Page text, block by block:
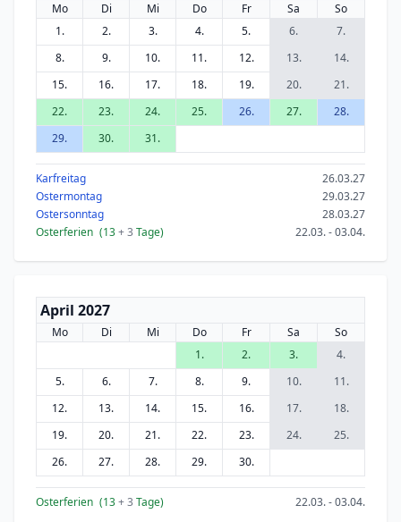
Mo Di Mi Do Fr Sa
So
1.
2. 3. 4. 5. 6.
7.
8.
9. 10. 11. 12. 13.
14.
15.
16. 17. 18. 19. 20.
21.
22.
23. 24. 25. 26. 27.
28.
29.
30. 31.
Karfreitag
26.03.27
Ostermontag
29.03.27
Ostersonntag
28.03.27
Osterferien (13+ 3 Tage) 22.03. - 03.04.
April 2027
Mo Di Mi Do Fr Sa
So
1.
2. 3.
4.
5.
6. 7. 8. 9. 10.
11.
12.
13. 14. 15. 16. 17.
18.
19.
20. 21. 22. 23. 24.
25.
26.
27. 28. 29. 30.
Osterferien (13+ 3 Tage) 22.03. - 03.04.